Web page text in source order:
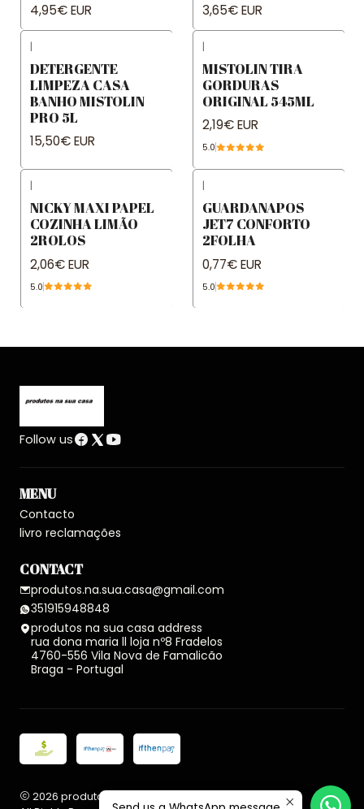
4,95€ EUR 3,65€ EUR
|
DETERGENTE
LIMPEZA CASA
BANHO MISTOLIN
PRO 5L
15,50€ EUR
|
MISTOLIN TIRA
GORDURAS
ORIGINAL 545ML
2,19€ EUR
5.0
|
NICKY MAXI PAPEL
COZINHA LIMÃO
2ROLOS
2,06€ EUR
5.0
|
GUARDANAPOS
JET7 CONFORTO
2FOLHA
0,77€ EUR
5.0
Follow us
MENU
Contacto
livro reclamações
CONTACT
produtos.na.sua.casa@gmail.com
351915948848
produtos na sua casa address
rua dona maria ll loja nº8 Fradelos
4760-556 Vila Nova de Famalicão
Braga - Portugal
2026 produtos na sua casa.